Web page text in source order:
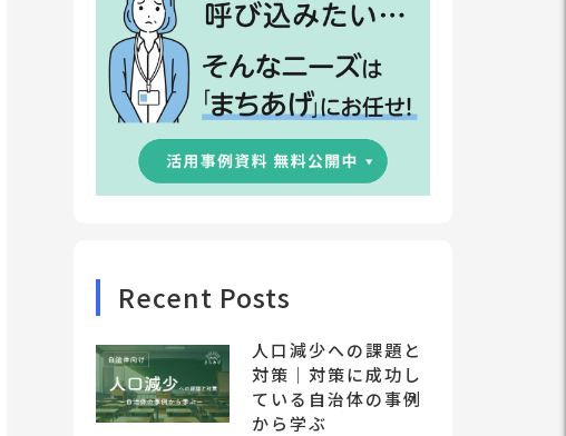
Recent Posts
人口減少への課題と
対策｜対策に成功し
ている自治体の事例
から学ぶ